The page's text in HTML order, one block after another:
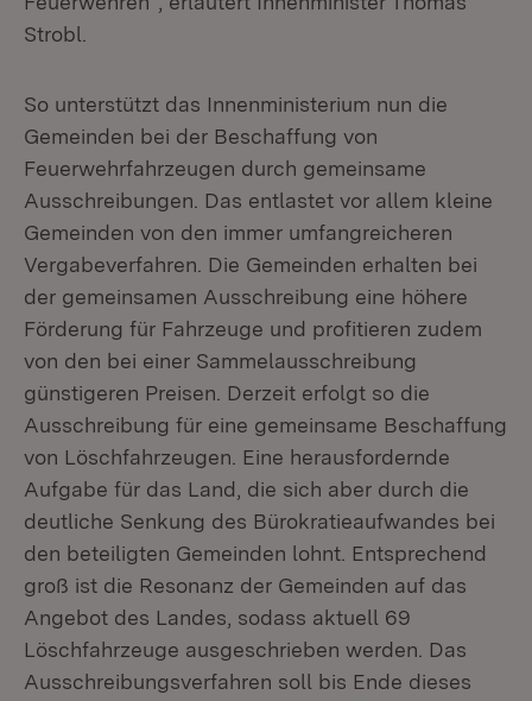
Strobl.
So unterstützt das Innenministerium nun die
Gemeinden bei der Beschaffung von
Feuerwehrfahrzeugen durch gemeinsame
Ausschreibungen. Das entlastet vor allem kleine
Gemeinden von den immer umfangreicheren
Vergabeverfahren. Die Gemeinden erhalten bei
der gemeinsamen Ausschreibung eine höhere
Förderung für Fahrzeuge und profitieren zudem
von den bei einer Sammelausschreibung
günstigeren Preisen. Derzeit erfolgt so die
Ausschreibung für eine gemeinsame Beschaffung
von Löschfahrzeugen. Eine herausfordernde
Aufgabe für das Land, die sich aber durch die
deutliche Senkung des Bürokratieaufwandes bei
den beteiligten Gemeinden lohnt. Entsprechend
groß ist die Resonanz der Gemeinden auf das
Angebot des Landes, sodass aktuell 69
Löschfahrzeuge ausgeschrieben werden. Das
Ausschreibungsverfahren soll bis Ende dieses